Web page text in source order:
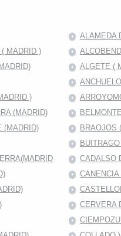
ALAMEDA
MADRID )
ALGETE (
)
(MADRID)
(MADRID)
BRAOJOS
CADALSO
CERVERA